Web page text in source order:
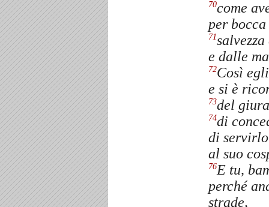
70come
per
71
e dalle
72Così
e si è
73del
74di
di
al suo
76E tu,
perché
strade,